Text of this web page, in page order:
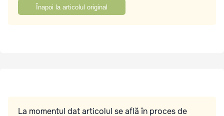
Înapoi la articolul original
La momentul dat articolul se află în proces de